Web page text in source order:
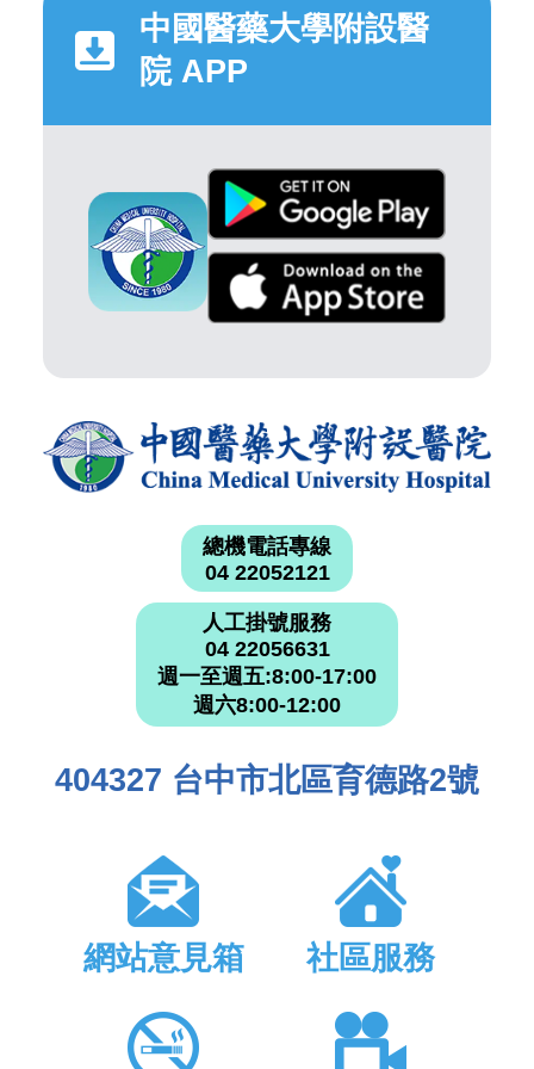
中國醫藥大學附設醫
院 APP
總機電話專線
04 22052121
人工掛號服務
04 22056631
週一至週五:8:00-17:00
週六8:00-12:00
404327 台中市北區育德路2號
網站意見箱 社區服務